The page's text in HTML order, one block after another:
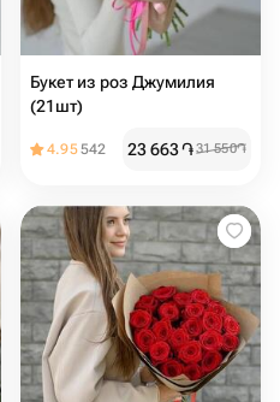
Букет из роз Джумилия
(21шт)
4.95542 23 663֏31 550֏